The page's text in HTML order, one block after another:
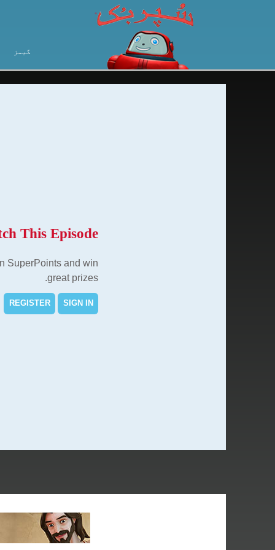
گیمز
This Episode
SuperPoints and win
great prizes.
SIGN IN
REGISTER